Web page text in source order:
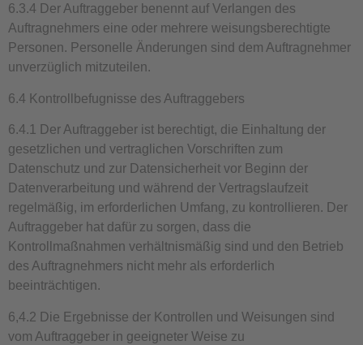
6.3.4 Der Auftraggeber benennt auf Verlangen des
Auftragnehmers eine oder mehrere weisungsberechtigte
Personen. Personelle Änderungen sind dem Auftragnehmer
unverzüglich mitzuteilen.
6.4 Kontrollbefugnisse des Auftraggebers
6.4.1 Der Auftraggeber ist berechtigt, die Einhaltung der
gesetzlichen und vertraglichen Vorschriften zum
Datenschutz und zur Datensicherheit vor Beginn der
Datenverarbeitung und während der Vertragslaufzeit
regelmäßig, im erforderlichen Umfang, zu kontrollieren. Der
Auftraggeber hat dafür zu sorgen, dass die
Kontrollmaßnahmen verhältnismäßig sind und den Betrieb
des Auftragnehmers nicht mehr als erforderlich
beeinträchtigen.
6,4.2 Die Ergebnisse der Kontrollen und Weisungen sind
vom Auftraggeber in geeigneter Weise zu